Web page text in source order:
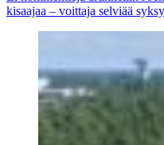
kisaajaa – voittaja selviää